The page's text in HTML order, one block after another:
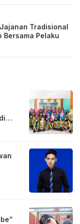
Tradisional
Bersama Pelaku